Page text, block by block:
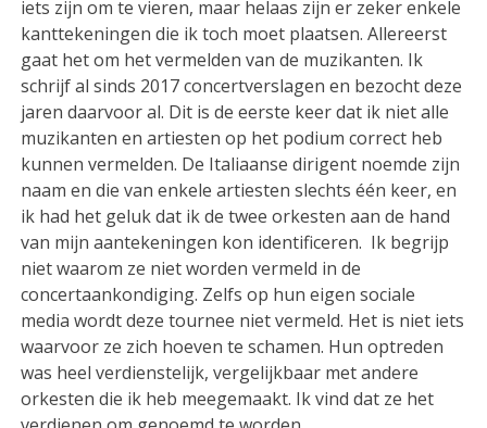
iets zijn om te vieren, maar helaas zijn er zeker enkele
kanttekeningen die ik toch moet plaatsen. Allereerst
gaat het om het vermelden van de muzikanten. Ik
schrijf al sinds 2017 concertverslagen en bezocht deze
jaren daarvoor al. Dit is de eerste keer dat ik niet alle
muzikanten en artiesten op het podium correct heb
kunnen vermelden. De Italiaanse dirigent noemde zijn
naam en die van enkele artiesten slechts één keer, en
ik had het geluk dat ik de twee orkesten aan de hand
van mijn aantekeningen kon identificeren. Ik begrijp
niet waarom ze niet worden vermeld in de
concertaankondiging. Zelfs op hun eigen sociale
media wordt deze tournee niet vermeld. Het is niet iets
waarvoor ze zich hoeven te schamen. Hun optreden
was heel verdienstelijk, vergelijkbaar met andere
orkesten die ik heb meegemaakt. Ik vind dat ze het